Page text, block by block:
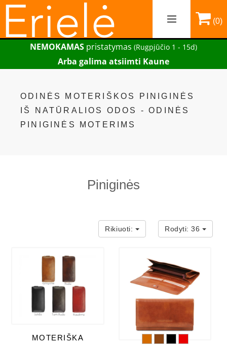
(0)
NEMOKAMAS pristatymas (Rugpjūčio 1 - 15d)
Arba galima atsiimti Kaune
ODINĖS MOTERIŠKOS PINIGINĖS
IŠ NATŪRALIOS ODOS - ODINĖS
PINIGINĖS MOTERIMS
Piniginės
Rikiuoti: Rodyti: 36
MOTERIŠKA